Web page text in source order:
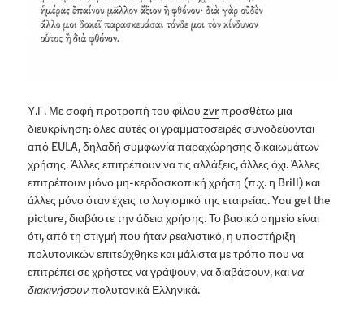
Υ.Γ. Με σοφή προτροπή του φίλουzvrπροσθέτω μια
διευκρίνηση: όλες αυτές οι γραμματοσειρές συνοδεύονται
από EULA, δηλαδή συμφωνία παραχώρησης δικαιωμάτων
χρήσης. Άλλες επιτρέπουν να τις αλλάξεις, άλλες όχι. Άλλες
επιτρέπουν μόνο μη-κερδοσκοπική χρήση (π.χ. η Brill) και
άλλες μόνο όταν έχεις το λογισμικό της εταιρείας. You get the
picture, διαβάστε την άδεια χρήσης. Το βασικό σημείο είναι
ότι, από τη στιγμή που ήταν ρεαλιστικό, η υποστήριξη
πολυτονικών επιτεύχθηκε και μάλιστα με τρόπο που να
επιτρέπει σε χρήστες να γράψουν, να διαβάσουν, καινα
διακινήσουνπολυτονικά Ελληνικά.